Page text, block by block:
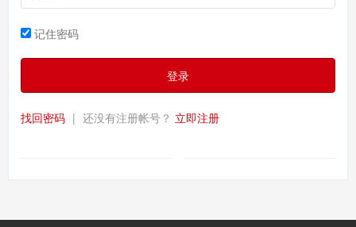
记住密码
登录
找回密码 | 还没有注册帐号？ 立即注册